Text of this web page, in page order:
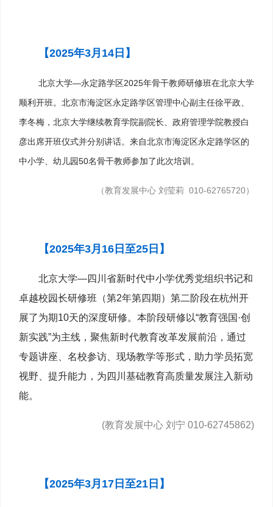
【2025年3月14日】
北京大学—永定路学区2025年骨干教师研修班在北京大学
顺利开班。北京市海淀区永定路学区管理中心副主任徐平政、
李冬梅，北京大学继续教育学院副院长、政府管理学院教授白
彦出席开班仪式并分别讲话。来自北京市海淀区永定路学区的
中小学、幼儿园50名骨干教师参加了此次培训。
（教育发展中心 刘莹莉 010-62765720）
【2025年3月16日至25日】
北京大学—四川省新时代中小学优秀党组织书记和
卓越校园长研修班（第2年第四期）第二阶段在杭州开
展了为期10天的深度研修。本阶段研修以“教育强国·创
新实践”为主线，聚焦新时代教育改革发展前沿，通过
专题讲座、名校参访、现场教学等形式，助力学员拓宽
视野、提升能力，为四川基础教育高质量发展注入新动
能。
(教育发展中心 刘宁 010-62745862)
【2025年3月17日至21日】